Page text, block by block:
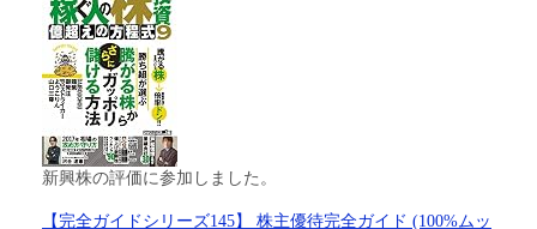
新興株の評価に参加しました。
【完全ガイドシリーズ145】 株主優待完全ガイド (100%ムッ